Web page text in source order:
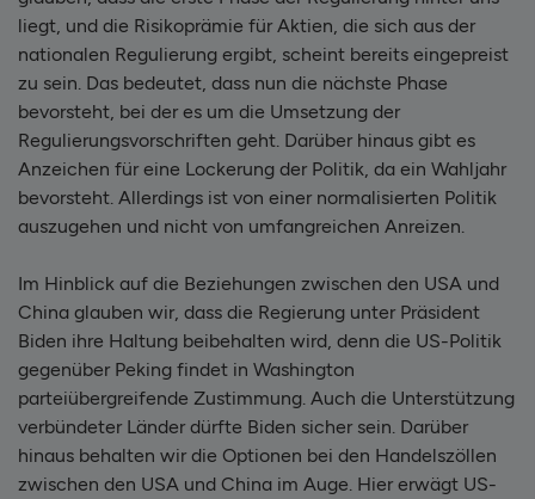
liegt, und die Risikoprämie für Aktien, die sich aus der
nationalen Regulierung ergibt, scheint bereits eingepreist
zu sein. Das bedeutet, dass nun die nächste Phase
bevorsteht, bei der es um die Umsetzung der
Regulierungsvorschriften geht. Darüber hinaus gibt es
Anzeichen für eine Lockerung der Politik, da ein Wahljahr
bevorsteht. Allerdings ist von einer normalisierten Politik
auszugehen und nicht von umfangreichen Anreizen.
Im Hinblick auf die Beziehungen zwischen den USA und
China glauben wir, dass die Regierung unter Präsident
Biden ihre Haltung beibehalten wird, denn die US-Politik
gegenüber Peking findet in Washington
parteiübergreifende Zustimmung. Auch die Unterstützung
verbündeter Länder dürfte Biden sicher sein. Darüber
hinaus behalten wir die Optionen bei den Handelszöllen
zwischen den USA und China im Auge. Hier erwägt US-